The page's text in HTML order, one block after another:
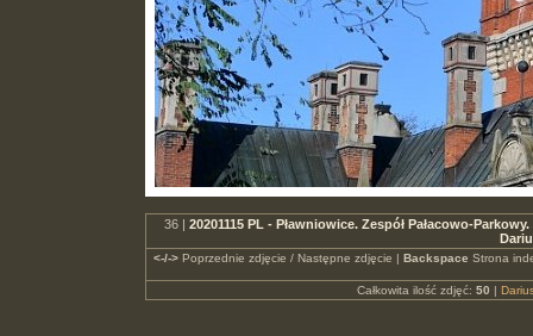
36 | 20201115 PL - Pławniowice. Zespół Pałacowo-
<-/->Poprzednie zdjęcie / Następne zdjęcie | Backspace Strona
Całkowita ilość zdjęć: 50 |